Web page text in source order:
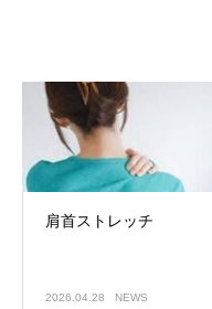
肩首ストレッチ
2026.04.28 NEWS